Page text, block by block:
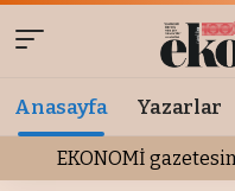
Anasayfa Yazarlar
EKONOMİ